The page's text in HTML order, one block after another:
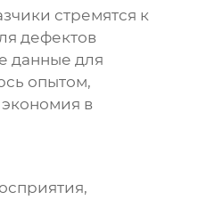
стремятся к
дефектов
данные для
опытом,
в